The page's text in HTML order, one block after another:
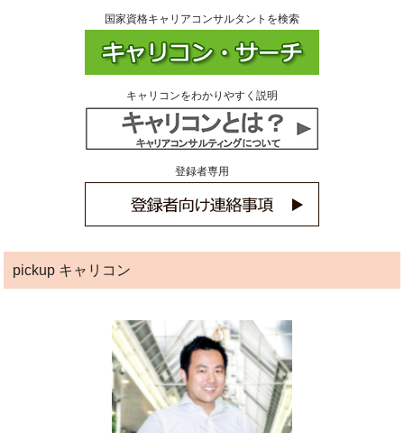
国家資格キャリアコンサルタントを検索
キャリコンをわかりやすく説明
登録者専用
pickup キャリコン